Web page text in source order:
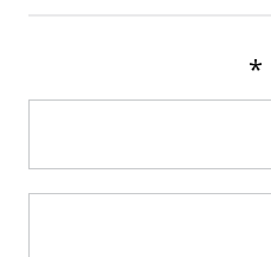
*